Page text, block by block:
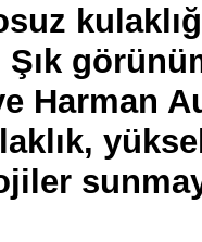
Şık
Harman